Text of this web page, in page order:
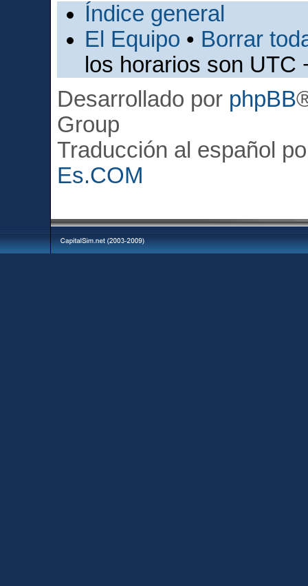
Índice general
El Equipo • Borrar
los horarios son UTC
Desarrollado por phpBB
Group
Traducción al español
Es.COM